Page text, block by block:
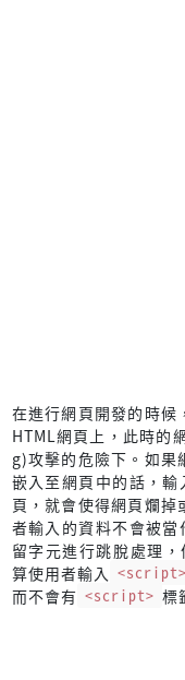
在進行網頁開發的時候
HTML網頁上，此時的
g)攻擊的危險下。如果
嵌入至網頁中的話，
頁，就會使得網頁爛掉
者輸入的資料不會被
留字元進行跳脫處理，
算使用者輸入 <script>
而不會有 <script> 標